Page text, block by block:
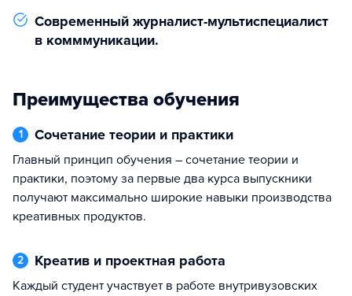
Современный журналист-мультиспециалист
в комммуникации.
Преимущества обучения
1 Сочетание теории и практики
Главный принцип обучения – сочетание теории и
практики, поэтому за первые два курса выпускники
получают максимально широкие навыки производства
креативных продуктов.
2 Креатив и проектная работа
Каждый студент участвует в работе внутривузовских